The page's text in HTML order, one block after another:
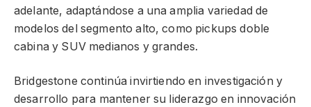
adelante, adaptándose a una amplia variedad de
modelos del segmento alto, como pickups doble
cabina y SUV medianos y grandes.
Bridgestone continúa invirtiendo en investigación y
desarrollo para mantener su liderazgo en innovación